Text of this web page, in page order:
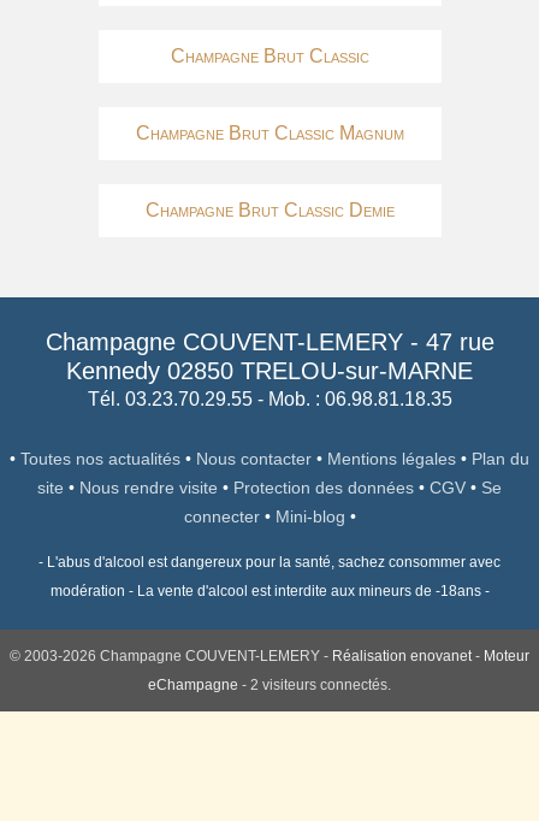
Champagne Brut Classic
Champagne Brut Classic Magnum
Champagne Brut Classic Demie
Champagne COUVENT-LEMERY - 47 rue
Kennedy 02850 TRELOU-sur-MARNE
Tél. 03.23.70.29.55 - Mob. : 06.98.81.18.35
• Toutes nos actualités • Nous contacter • Mentions légales • Plan du
site • Nous rendre visite • Protection des données • CGV • Se
connecter • Mini-blog •
- L'abus d'alcool est dangereux pour la santé, sachez consommer avec
modération - La vente d'alcool est interdite aux mineurs de -18ans -
© 2003-2026 Champagne COUVENT-LEMERY - Réalisation enovanet- Moteur
eChampagne - 2 visiteurs connectés.